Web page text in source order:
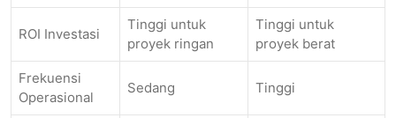
ROI Investasi
Tinggi untuk
proyek ringan
Tinggi untuk
proyek berat
Frekuensi
Operasional
Sedang Tinggi